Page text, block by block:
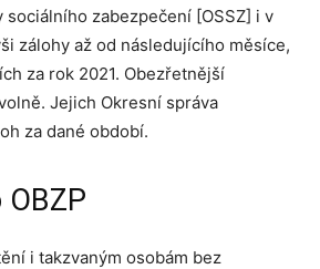
zabezpečení [OSSZ] i v
zálohy až od následujícího měsíce,
za rok 2021. Obezřetnější
Jejich Okresní správa
za dané období.
i takzvaným osobám bez